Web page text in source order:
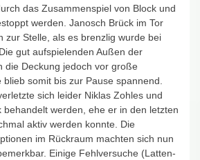
das Zusammenspiel von Block und
werden. Janosch Brück im Tor
zur Stelle, als es brenzlig wurde bei
gut aufspielenden Außen der
die Deckung jedoch vor große
somit bis zur Pause spannend.
sich leider Niklas Zohles und
behandelt werden, ehe er in den letzten
aktiv werden konnte. Die
im Rückraum machten sich nun
Einige Fehlversuche (Latten-